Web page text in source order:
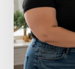
taille
de
vêtements
sans